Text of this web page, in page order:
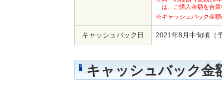
は、ご購入金額を合
※キャッシュバック金
キャッシュバック日 2021年8月中旬頃（
キャッシュバック金